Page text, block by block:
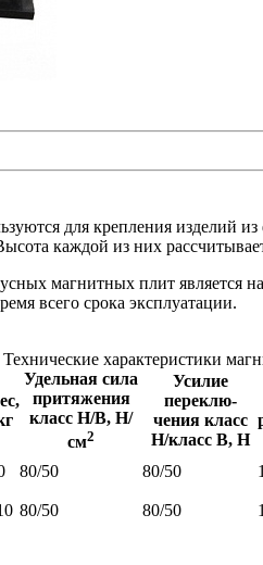
для крепления изделий
каждой из них
магнитных плит является
всего срока эксплуатации.
Технические характеристики
Удельная сила
притяжения
класс Н/В, Н/
см2
Усилие
переклю-
чения класс
Н/класс В, Н
80/50 80/50
80/50 80/50